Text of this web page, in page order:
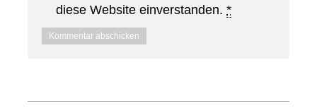
diese Website einverstanden. *